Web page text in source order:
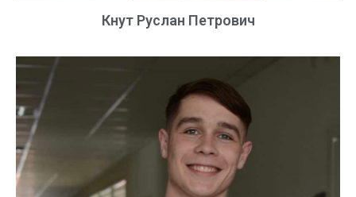
Кнут Руслан Петрович